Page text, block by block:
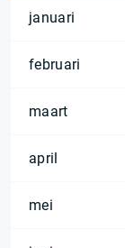
januari
februari
maart
april
mei